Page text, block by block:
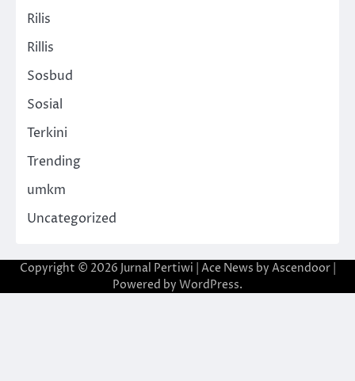
Rilis
Rillis
Sosbud
Sosial
Terkini
Trending
umkm
Uncategorized
Copyright © 2026 Jurnal Pertiwi | Ace News by Ascendoor|
Powered by WordPress.